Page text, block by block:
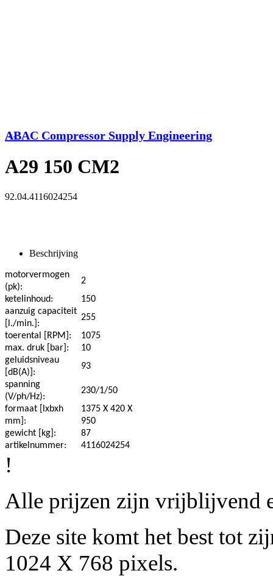
ABAC Compressor Supply Engineering
<<
A29 150 CM2
92.04.4116024254
Beschrijving
motorvermogen
(pk):
2
ketelinhoud:
150
aanzuig capaciteit
[l./min.]:
255
toerental [RPM]:
1075
max. druk [bar]:
10
geluidsniveau
[dB(A)]:
93
spanning
(V/ph/Hz):
230/1/50
formaat [lxbxh
mm]:
1375 X 420 X
950
gewicht [kg]:
87
artikelnummer:
4116024254
!
Alle prijzen zijn vrijblijvend
Deze site komt het best tot
1024 X 768 pixels.